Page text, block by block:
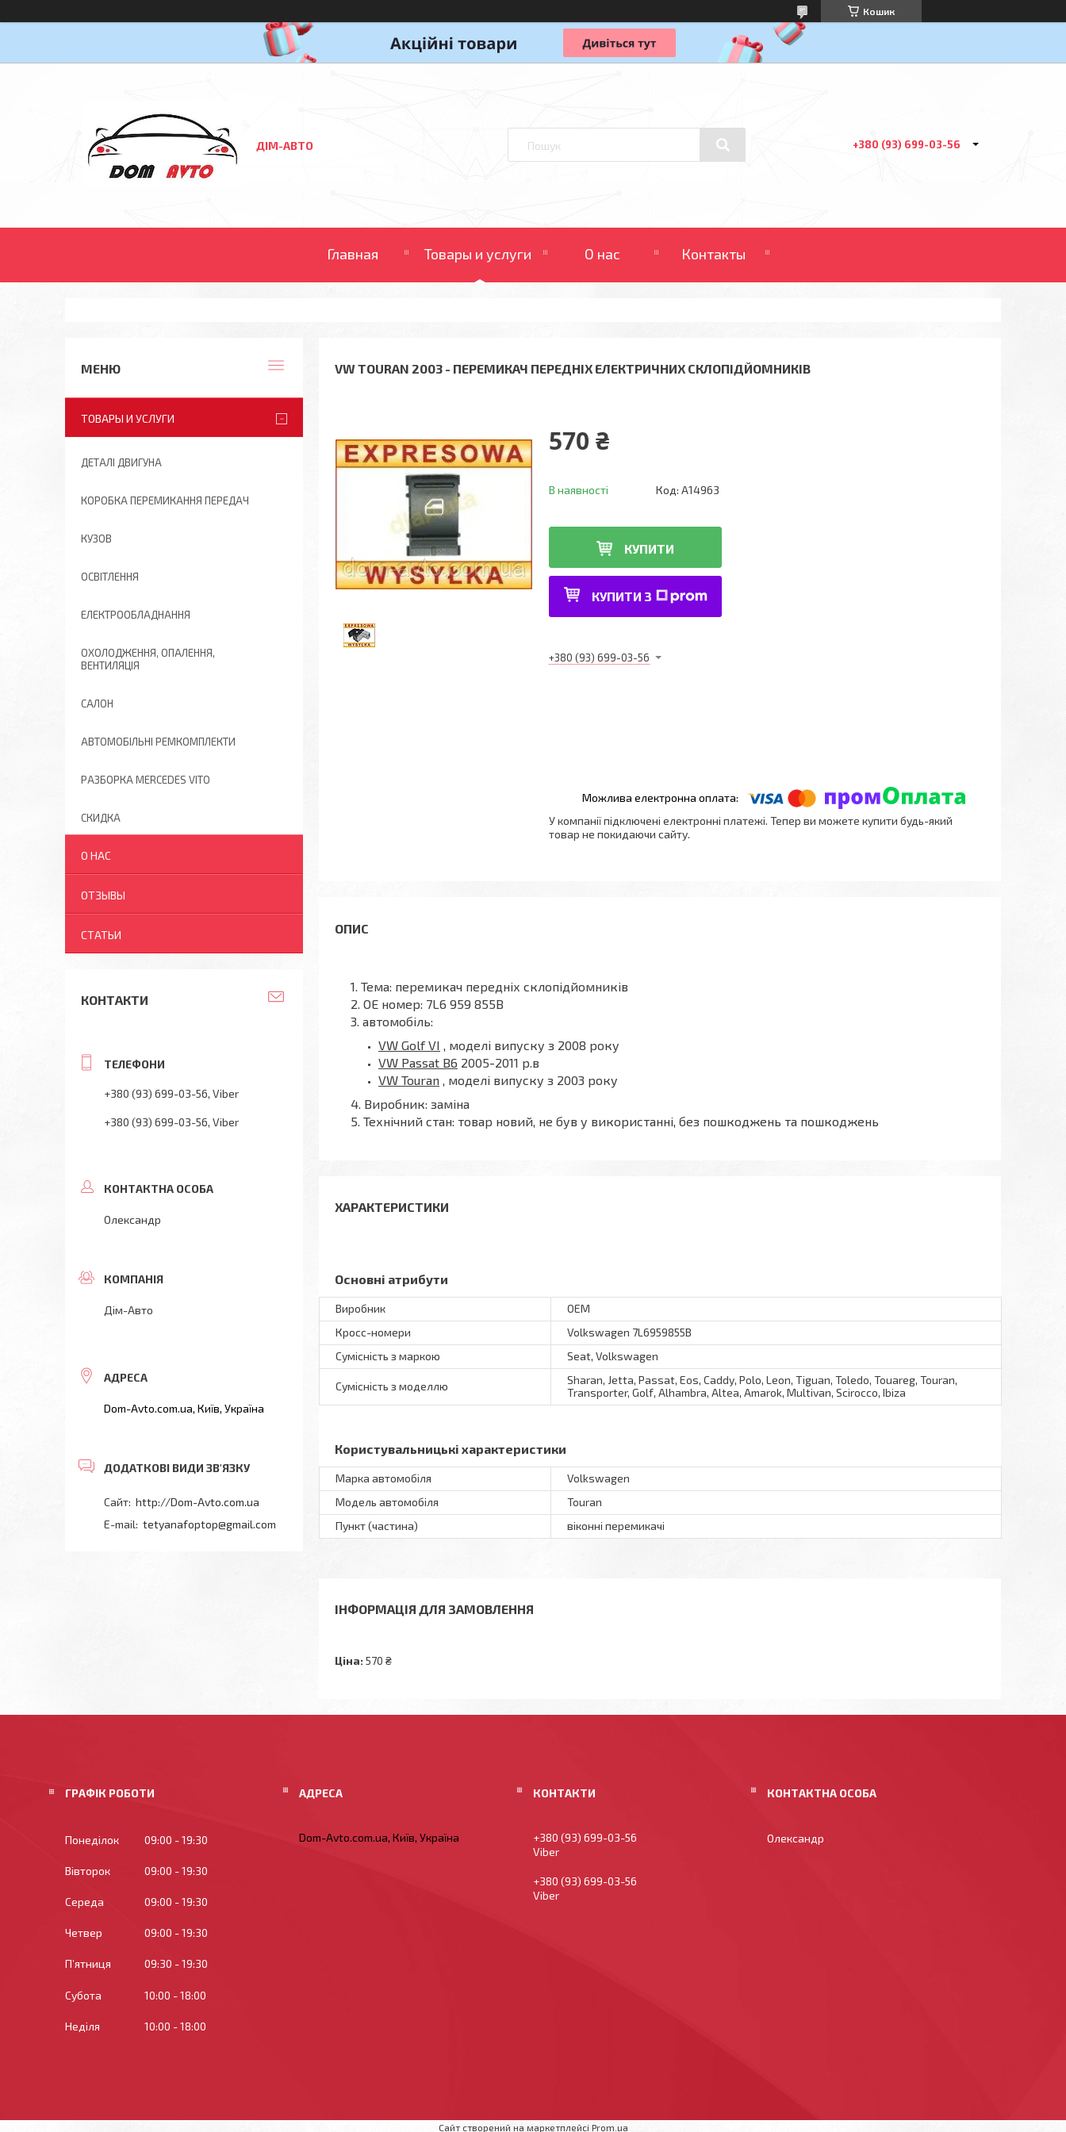
Кошик
ДІМ-АВТО +380 (93) 699-03-56
Главная Товары и услуги О нас Контакты
VW TOURAN 2003 - ПЕРЕМИКАЧ ПЕРЕДНІХ ЕЛЕКТРИЧНИХ СКЛОПІДЙОМНИКІВ
570 ₴
В наявності Код: A14963
КУПИТИ
КУПИТИ З
+380 (93) 699-03-56
У компанії підключені електронні платежі. Тепер ви можете купити будь-який
товар не покидаючи сайту.
Тема: перемикач передніх склопідйомників
OE номер: 7L6 959 855B
автомобіль:
VW Golf VI , моделі випуску з 2008 року
VW Passat B6 2005-2011 р.в
VW Touran , моделі випуску з 2003 року
Виробник: заміна
Технічний стан: товар новий, не був у використанні, без пошкоджень та пошкоджень
ХАРАКТЕРИСТИКИ
Основні атрибути
Виробник
OEM
Кросс-номери
Volkswagen 7L6959855B
Сумісність з маркою
Seat, Volkswagen
Сумісність з моделлю
Sharan, Jetta, Passat, Eos, Caddy, Polo, Leon, Tiguan, Toledo, Touareg, Touran,
Transporter, Golf, Alhambra, Altea, Amarok, Multivan, Scirocco, Ibiza
Користувальницькі характеристики
Марка автомобіля
Volkswagen
Модель автомобіля
Touran
Пункт (частина)
віконні перемикачі
ІНФОРМАЦІЯ ДЛЯ ЗАМОВЛЕННЯ
Ціна: 570 ₴
ТОВАРЫ И УСЛУГИ
ДЕТАЛІ ДВИГУНА
КОРОБКА ПЕРЕМИКАННЯ ПЕРЕДАЧ
КУЗОВ
ОСВІТЛЕННЯ
ЕЛЕКТРООБЛАДНАННЯ
ОХОЛОДЖЕННЯ, ОПАЛЕННЯ,
ВЕНТИЛЯЦІЯ
САЛОН
АВТОМОБІЛЬНІ РЕМКОМПЛЕКТИ
РАЗБОРКА MERCEDES VITO
СКИДКА
О НАС
ОТЗЫВЫ
СТАТЬИ
КОНТАКТИ
+380 (93) 699-03-56 Viber
+380 (93) 699-03-56 Viber
Олександр
Дім-Авто
Dom-Avto.com.ua, Київ, Україна
http://Dom-Avto.com.ua
tetyanafoptop@gmail.com
ГРАФІК РОБОТИ
Понеділок 09:00 19:30
Вівторок 09:00 19:30
Середа 09:00 19:30
Четвер 09:00 19:30
Пʼятниця 09:30 19:30
Субота 10:00 18:00
Неділя 10:00 18:00
Dom-Avto.com.ua, Київ, Україна
+380 (93) 699-03-56
Viber
+380 (93) 699-03-56
Viber
Олександр
Сайт створений на маркетплейсі Prom.ua